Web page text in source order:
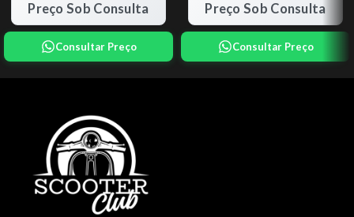
Preço Sob Consulta
Consultar Preço
Preço Sob Consulta
Consultar Preço